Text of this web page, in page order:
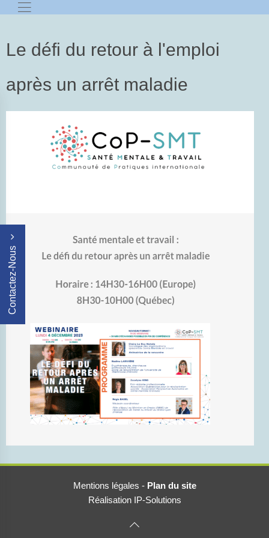
Contactez-Nous
Le défi du retour à l'emploi
après un arrêt maladie
Mentions légales - Plan du site
Réalisation IP-Solutions